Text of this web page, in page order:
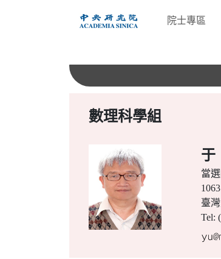
院士專區
數理科學組
于
當
臺
Tel: